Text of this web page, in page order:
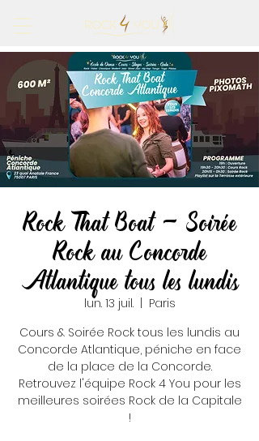
Rock That Boat - Soirée
Rock au Concorde
Atlantique tous les lundis
lun. 13 juil.
  |
Paris
Cours & Soirée Rock tous les lundis au
Concorde Atlantique, péniche en face
de la place de la Concorde.
Retrouvez l'équipe Rock 4 You pour les
meilleures soirées Rock de la Capitale
!